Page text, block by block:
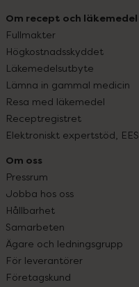
Om recept och läkemedel
Fullmakter
Högkostnadsskyddet
Läkemedelsutbyte
Lämna in gammal medicin
Resa med läkemedel
Receptregistret
Elektroniskt expertstöd, EES
Om oss
Pressrum
Jobba hos oss
Hållbarhet
Samarbeten
Ägare och ledningsgrupp
För leverantörer
Företagskund